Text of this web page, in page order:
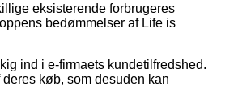
eksisterende forbrugeres
bedømmelser af Life is
ind i e-firmaets kundetilfredshed.
køb, som desuden kan